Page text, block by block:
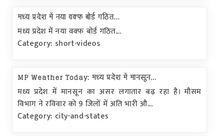
मध्य प्रदेश में नया वक्फ बोर्ड गठित...
मध्य प्रदेश में नया वक्फ बोर्ड गठित...
Category: short-videos
MP Weather Today: मध्य प्रदेश में मानसून...
मध्य प्रदेश में मानसून का असर लगातार बढ़ रहा है। मौसम
विभाग ने रविवार को 9 जिलों में अति भारी औ...
Category: city-and-states